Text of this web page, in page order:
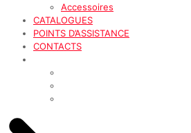
Accessoires
CATALOGUES
POINTS D’ASSISTANCE
CONTACTS